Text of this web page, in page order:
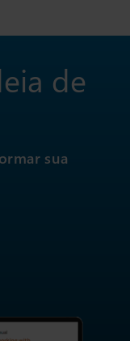
de
sua